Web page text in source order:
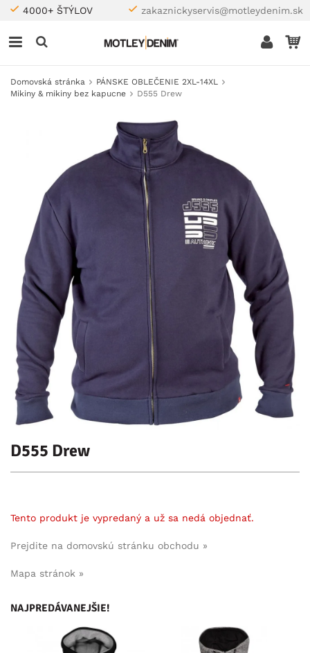
4000+ ŠTÝLOV zakaznickyservis@motleydenim.sk
Domovská stránka
PÁNSKE OBLEČENIE 2XL-14XL
Mikiny & mikiny bez kapucne
D555 Drew
D555 Drew
Tento produkt je vypredaný a už sa nedá objednať.
Prejdite na domovskú stránku obchodu »
Mapa stránok »
NAJPREDÁVANEJŠIE!